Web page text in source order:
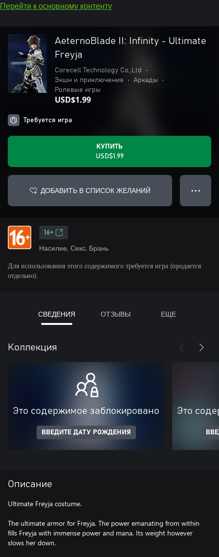
Перейти к основному контенту
AeternoBlade II: Infinity - Ultimate
Freyja
Corecell Technology Co,.Ltd
•
Экшн и приключения
• Аркады
•
Ролевые игры
USD$1.99
Требуется игра
КУПИТЬ
USD$1.99
ДОБАВИТЬ В СПИСОК ЖЕЛАНИЙ ● ● ●
16+
Насилие, Секс, Брань
Для использования этого содержимого требуется игра (продается
отдельно).
СВЕДЕНИЯ ОТЗЫВЫ ЕЩЕ
Коллекция
Это содержимое заблокировано
ВВЕДИТЕ ДАТУ РОЖДЕНИЯ
Это
Описание
Ultimate Freyja costume.
The ultimate armor for Freyja. The power emanating from within
fills Freyja with immense power and mana. Its weight however
slows her down.